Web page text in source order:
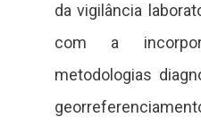
da vigilância
com a
metodologias